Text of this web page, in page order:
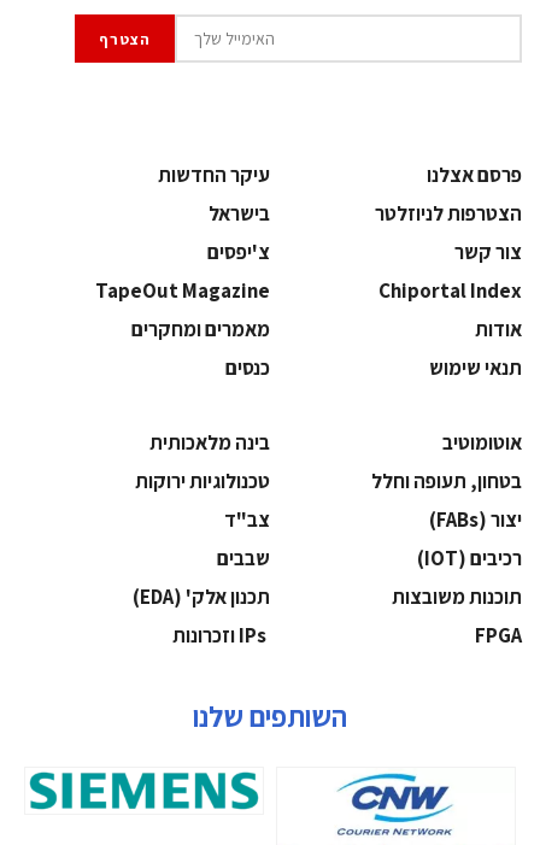
פרסם אצלנו
עיקר החדשות
הצטרפות לניוזלטר
בישראל
צור קשר
צ'יפסים
Chiportal Index
TapeOut Magazine
אודות
מאמרים ומחקרים
תנאי שימוש
כנסים
אוטומוטיב
בינה מלאכותית
בטחון, תעופה וחלל
‫טכנולוגיות ירוקות‬
‫יצור (‪(FABs‬‬
‫צב"ד‬
‫רכיבים‬ (IOT)
‫שבבים‬
‫תוכנות משובצות‬
‫תכנון אלק' (‪(EDA‬‬
‫‪FPGA‬‬
השותפים שלנו